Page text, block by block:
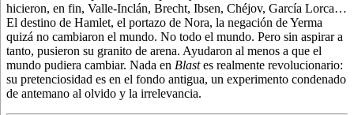
hicieron, en fin, Valle-Inclán, Brecht, Ibsen, Chéjov, García Lorca…
El destino de Hamlet, el portazo de Nora, la negación de Yerma
quizá no cambiaron el mundo. No todo el mundo. Pero sin aspirar a
tanto, pusieron su granito de arena. Ayudaron al menos a que el
mundo pudiera cambiar. Nada en Blastes realmente revolucionario:
su pretenciosidad es en el fondo antigua, un experimento condenado
de antemano al olvido y la irrelevancia.